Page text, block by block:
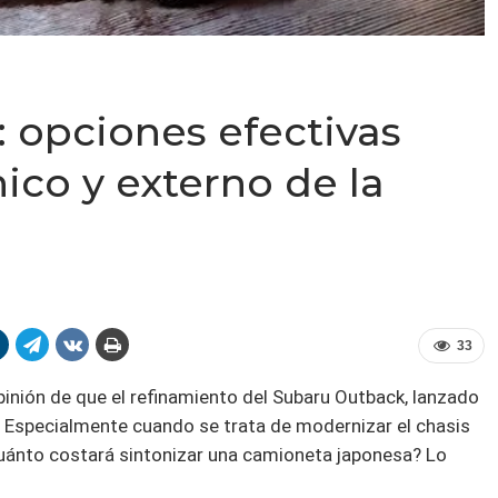
opciones efectivas
y externo de la
33
de que el refinamiento del Subaru Outback, lanzado
cuando se trata de modernizar el chasis
costará sintonizar una camioneta japonesa? Lo